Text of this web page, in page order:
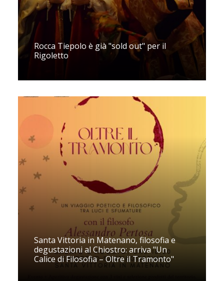
Rocca Tiepolo è già "sold out" per il
Rigoletto
Santa Vittoria in Matenano, filosofia e
degustazioni al Chiostro: arriva "Un
Calice di Filosofia – Oltre il Tramonto"